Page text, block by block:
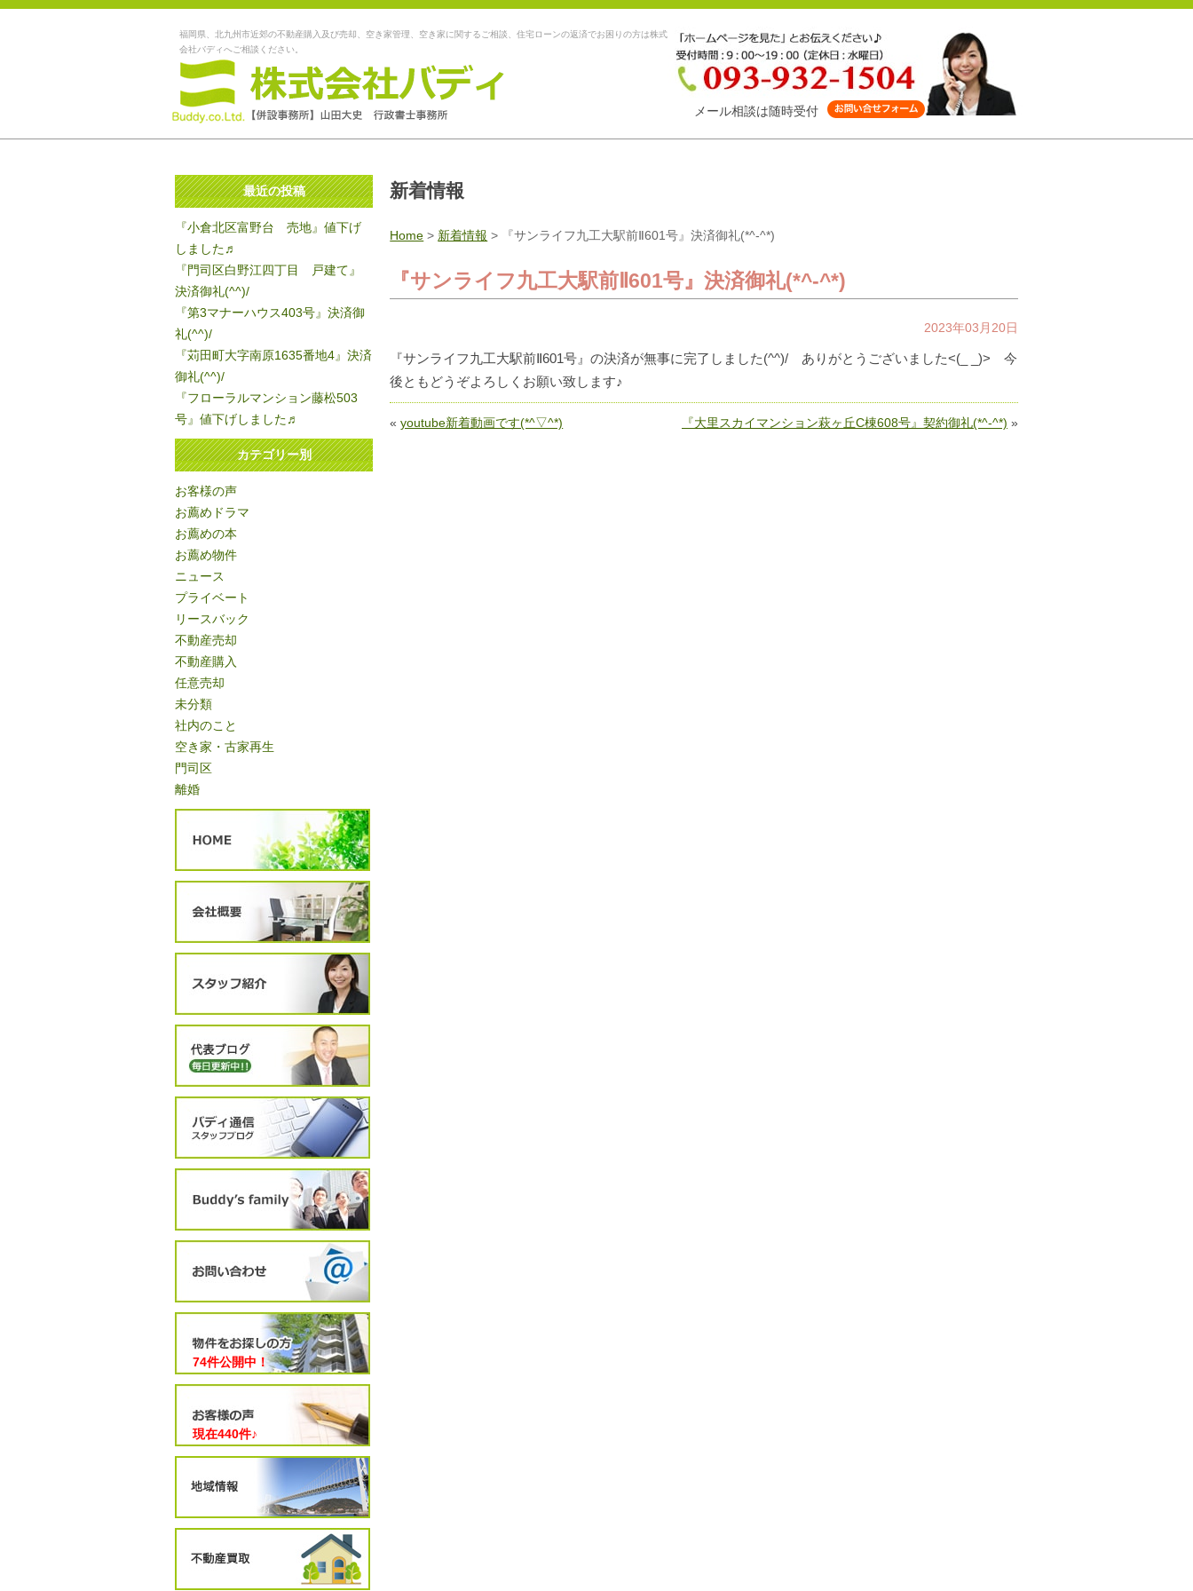
福岡県、北九州市近郊の不動産購入及び売却、空き家管理、空き家に関するご相談、住宅ローンの返済でお困りの方は株式
会社バディへご相談ください。
メール相談は随時受付
新着情報
Home > 新着情報 > 『サンライフ九工大駅前Ⅱ601号』決済御礼(*^-^*)
『サンライフ九工大駅前Ⅱ601号』決済御礼(*^-^*)
2023年03月20日
『サンライフ九工大駅前Ⅱ601号』の決済が無事に完了しました(^^)/ ありがとうございました<(_ _)> 今
後ともどうぞよろしくお願い致します♪
«youtube新着動画です(*^▽^*) 『大里スカイマンション萩ヶ丘C棟608号』契約御礼(*^-^*) »
最近の投稿
『小倉北区富野台 売地』値下げ
しました♬
『門司区白野江四丁目 戸建て』
決済御礼(^^)/
『第3マナーハウス403号』決済御
礼(^^)/
『苅田町大字南原1635番地4』決済
御礼(^^)/
『フローラルマンション藤松503
号』値下げしました♬
カテゴリー別
お客様の声
お薦めドラマ
お薦めの本
お薦め物件
ニュース
プライベート
リースバック
不動産売却
不動産購入
任意売却
未分類
社内のこと
空き家・古家再生
門司区
離婚
74件公開中！
現在440件♪